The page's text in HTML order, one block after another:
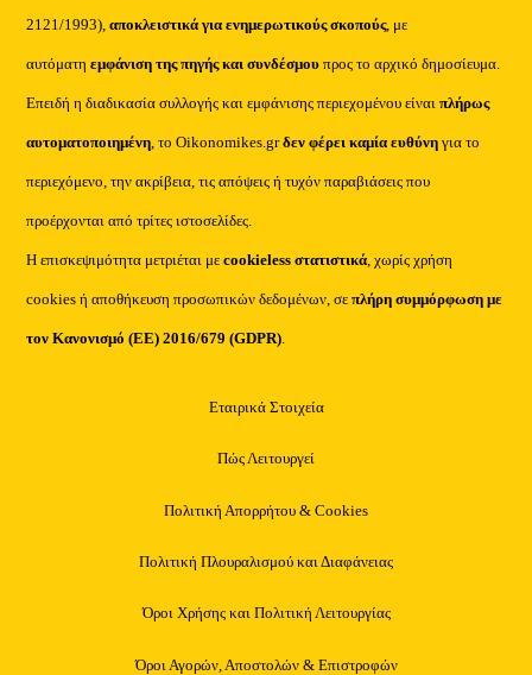
2121/1993), αποκλειστικά για ενημερωτικούς σκοπούς, με
αυτόματηεμφάνιση της πηγής και συνδέσμου προς το αρχικό δημοσίευμα.
Επειδή η διαδικασία συλλογής και εμφάνισης περιεχομένου είναιπλήρως
αυτοματοποιημένη, το Oikonomikes.grδεν φέρει καμία ευθύνη για το
περιεχόμενο, την ακρίβεια, τις απόψεις ή τυχόν παραβιάσεις που
προέρχονται από τρίτες ιστοσελίδες.
Η επισκεψιμότητα μετριέται μεcookieless στατιστικά, χωρίς χρήση
cookies ή αποθήκευση προσωπικών δεδομένων, σεπλήρη συμμόρφωση με
τον Κανονισμό (ΕΕ) 2016/679 (GDPR).
Εταιρικά Στοιχεία
Πώς Λειτουργεί
Πολιτική Απορρήτου & Cookies
Πολιτική Πλουραλισμού και Διαφάνειας
Όροι Χρήσης και Πολιτική Λειτουργίας
Όροι Αγορών, Αποστολών & Επιστροφών